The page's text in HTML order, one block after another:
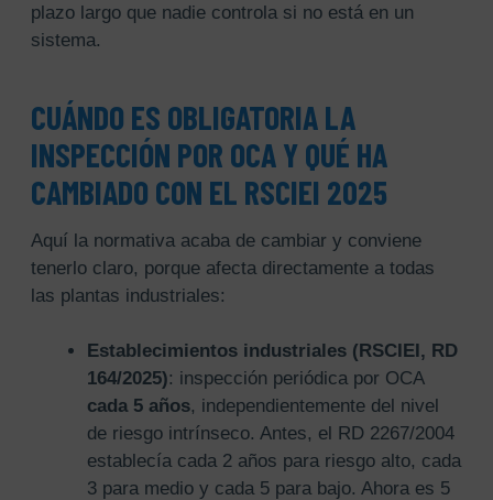
plazo largo que nadie controla si no está en un
sistema.
CUÁNDO ES OBLIGATORIA LA
INSPECCIÓN POR OCA Y QUÉ HA
CAMBIADO CON EL RSCIEI 2025
Aquí la normativa acaba de cambiar y conviene
tenerlo claro, porque afecta directamente a todas
las plantas industriales:
Establecimientos industriales (RSCIEI, RD
164/2025): inspección periódica por OCA
cada 5 años, independientemente del nivel
de riesgo intrínseco. Antes, el RD 2267/2004
establecía cada 2 años para riesgo alto, cada
3 para medio y cada 5 para bajo. Ahora es 5